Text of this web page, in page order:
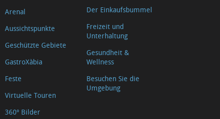
Arenal
Aussichtspunkte
Geschützte Gebiete
GastroXàbia
Feste
Virtuelle Touren
360º Bilder
Der Einkaufsbummel
Freizeit und
Unterhaltung
Gesundheit &
Wellness
Besuchen Sie die
Umgebung